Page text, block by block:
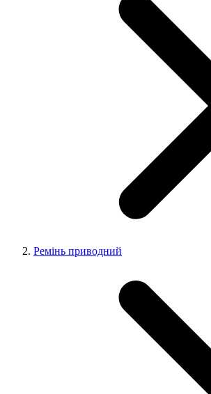
Ремінь приводний